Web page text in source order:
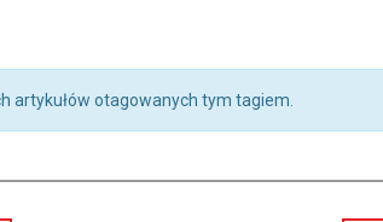
artykułów otagowanych tym tagiem.